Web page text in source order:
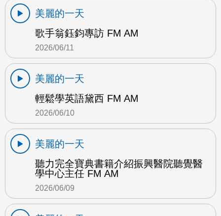
美麗的一天
歌手翁鈺鈞專訪 FM AM
2026/06/11
美麗的一天
輕鬆學英語黛西 FM AM
2026/06/10
美麗的一天
聽力完全寶典書籍介紹振興醫院聽覺醫
學中心主任 FM AM
2026/06/09